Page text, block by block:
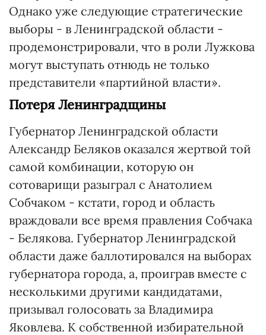
Однако уже следующие стратегические
выборы - в Ленинградской области -
продемонстрировали, что в роли Лужкова
могут выступать отнюдь не только
представители «партийной власти».
Потеря Ленинградщины
Губернатор Ленинградской области
Александр Беляков оказался жертвой той
самой комбинации, которую он
сотоварищи разыграл с Анатолием
Собчаком - кстати, город и область
враждовали все время правления Собчака
- Белякова. Губернатор Ленинградской
области даже баллотировался на выборах
губернатора города, а, проиграв вместе с
несколькими другими кандидатами,
призывал голосовать за Владимира
Яковлева. К собственной избирательной